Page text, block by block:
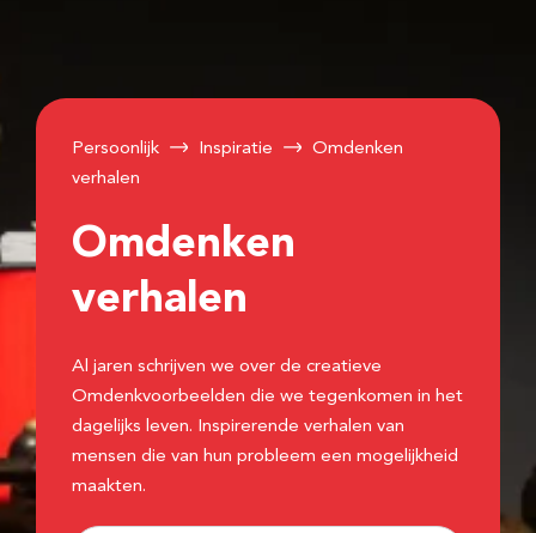
Persoonlijk Inspiratie
Omdenken
verhalen
Omdenken
verhalen
Al jaren schrijven we over de creatieve
Omdenkvoorbeelden die we tegenkomen in het
dagelijks leven. Inspirerende verhalen van
mensen die van hun probleem een mogelijkheid
maakten.